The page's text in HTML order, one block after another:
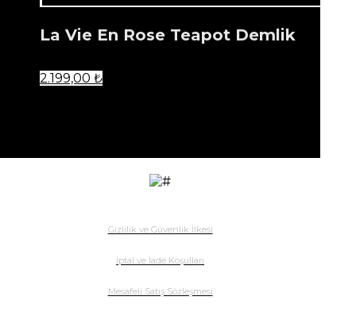
La Vie En Rose Teapot Demlik
2.199,00 ₺
Gizlilik ve Güvenlik İlkesi
İptal ve İade Koşulları
Mesafeli Satış Sözleşmesi